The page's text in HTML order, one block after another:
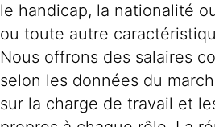
le handicap, la nationalité
ou toute autre
Nous offrons des salaires
selon les données du
sur la charge de travail et